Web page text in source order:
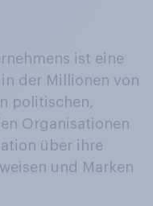
ist eine
der Millionen von
politischen,
Organisationen
über ihre
und Marken